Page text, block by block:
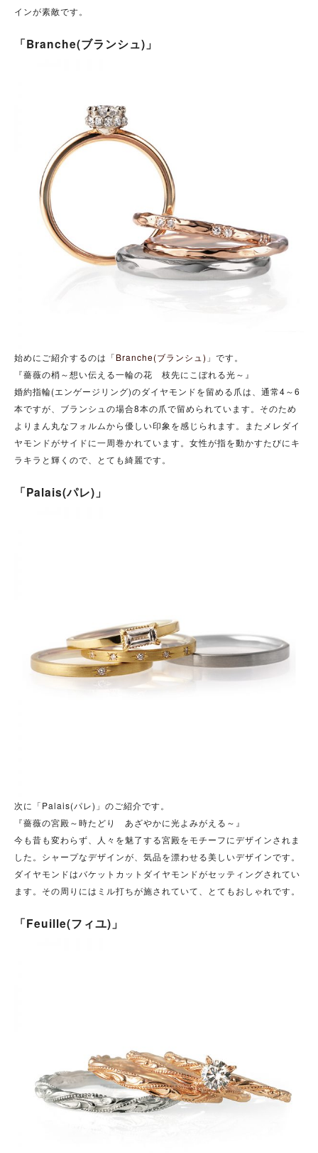
インが素敵です。
「Branche(ブランシュ)」
始めにご紹介するのは「Branche(ブランシュ) 」です。
『薔薇の梢～想い伝える一輪の花 枝先にこぼれる光～』
婚約指輪(エンゲージリング)のダイヤモンドを留める爪は、通常4～6
本ですが、ブランシュの場合8本の爪で留められています。そのため
よりまん丸なフォルムから優しい印象を感じられます。またメレダイ
ヤモンドがサイドに一周巻かれています。女性が指を動かすたびにキ
ラキラと輝くので、とても綺麗です。
「Palais(パレ)」
次に「Palais(パレ)」のご紹介です。
『薔薇の宮殿～時たどり あざやかに光よみがえる～』
今も昔も変わらず、人々を魅了する宮殿をモチーフにデザインされま
した。シャープなデザインが、気品を漂わせる美しいデザインです。
ダイヤモンドはバケットカットダイヤモンドがセッティングされてい
ます。その周りにはミル打ちが施されていて、とてもおしゃれです。
「Feuille(フィユ)」